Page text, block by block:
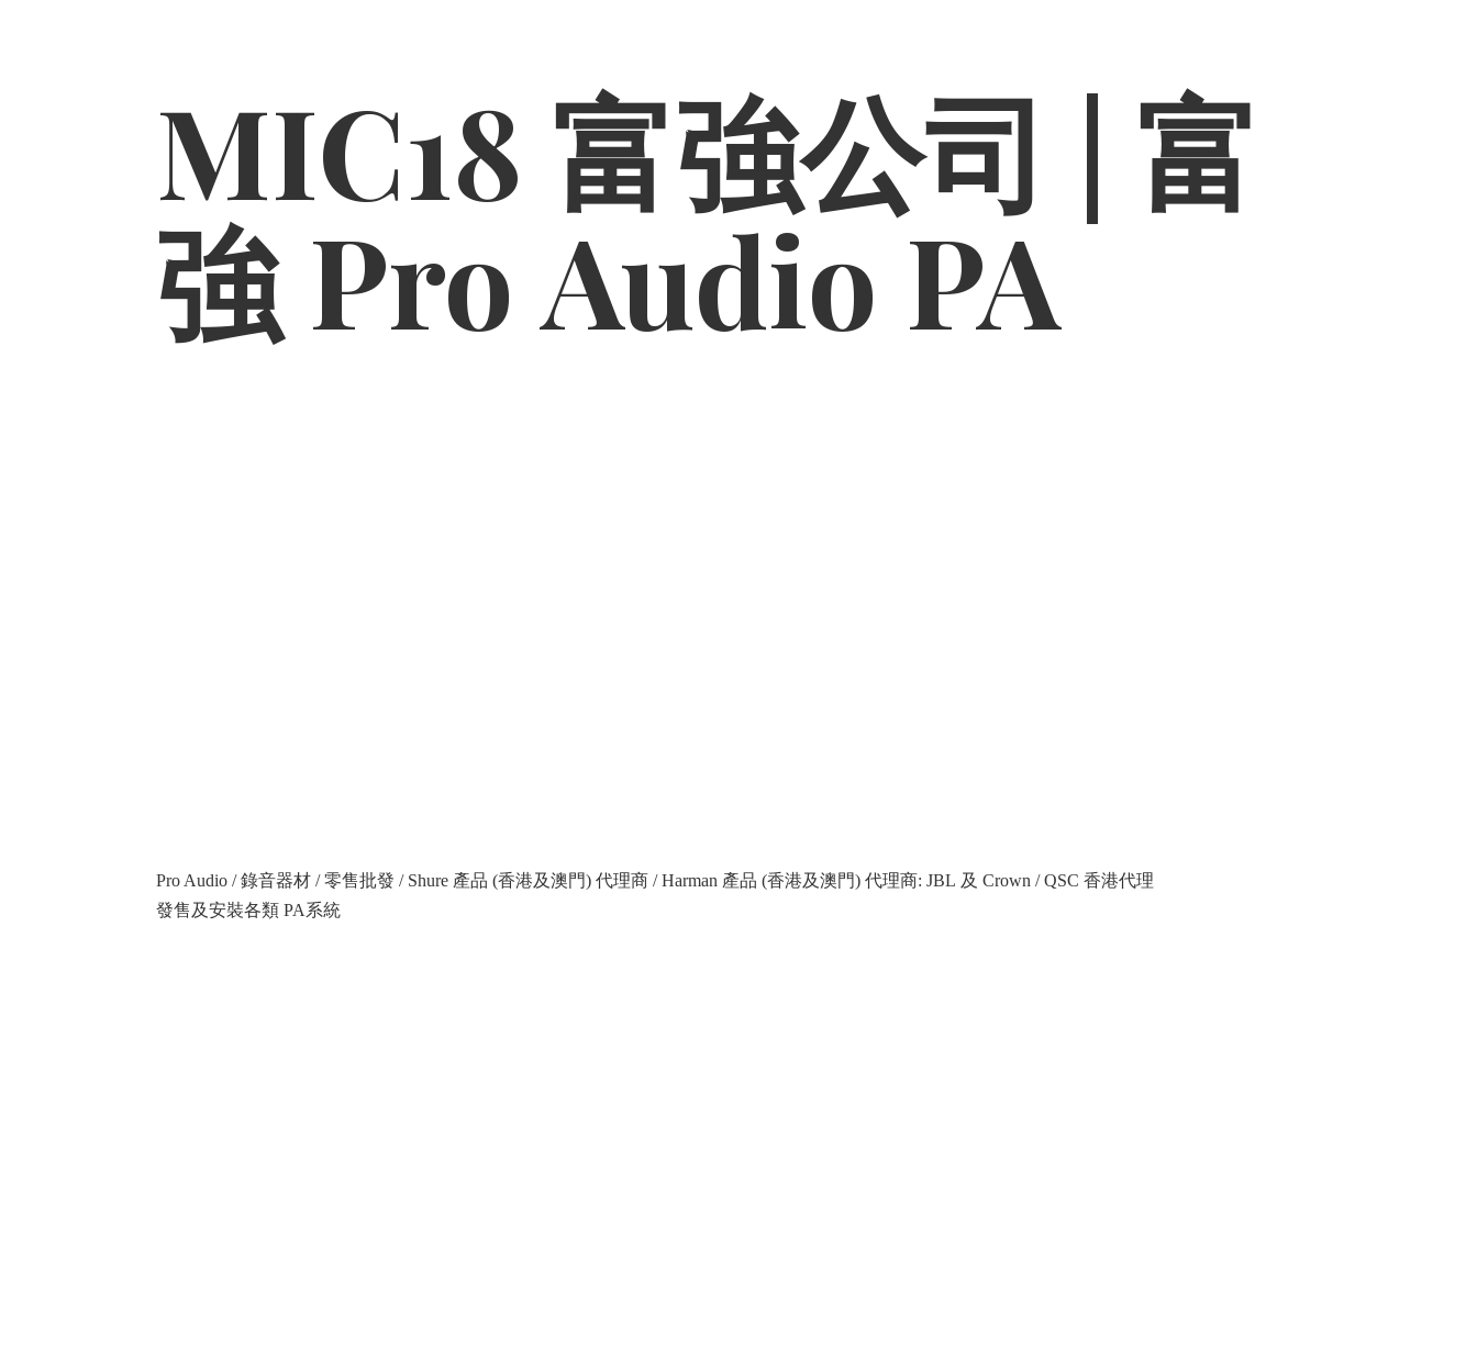
MIC18 富強公司 | 富
強 ProAudio PA
Pro Audio / 錄音器材 / 零售批發 / Shure 產品 (香港及澳門) 代理商 / Harman 產品 (香港及澳門) 代理商: JBL 及 Crown / QSC 香港代理
發售及安裝各類 PA系統